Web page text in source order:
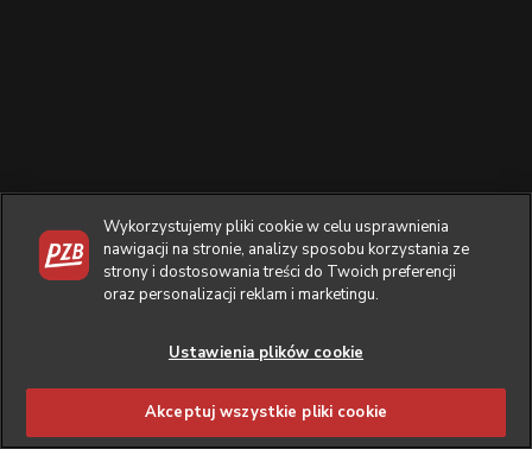
Wykorzystujemy pliki cookie w celu usprawnienia
nawigacji na stronie, analizy sposobu korzystania ze
strony i dostosowania treści do Twoich preferencji
oraz personalizacji reklam i marketingu.
Ustawienia plików cookie
Akceptuj wszystkie pliki cookie